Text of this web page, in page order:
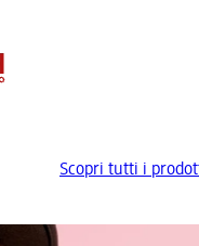
Scopri tutti i